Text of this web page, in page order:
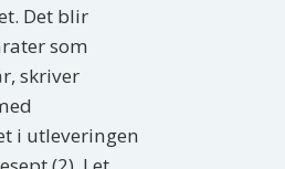
Det blir
som
skriver
i utleveringen